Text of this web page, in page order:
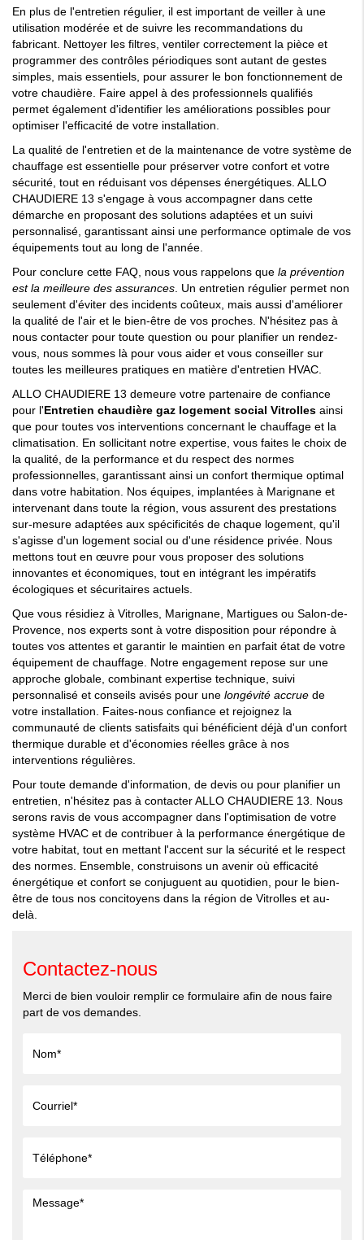
En plus de l'entretien régulier, il est important de veiller à une
utilisation modérée et de suivre les recommandations du
fabricant. Nettoyer les filtres, ventiler correctement la pièce et
programmer des contrôles périodiques sont autant de gestes
simples, mais essentiels, pour assurer le bon fonctionnement de
votre chaudière. Faire appel à des professionnels qualifiés
permet également d'identifier les améliorations possibles pour
optimiser l'efficacité de votre installation.
La qualité de l'entretien et de la maintenance de votre système de
chauffage est essentielle pour préserver votre confort et votre
sécurité, tout en réduisant vos dépenses énergétiques. ALLO
CHAUDIERE 13 s'engage à vous accompagner dans cette
démarche en proposant des solutions adaptées et un suivi
personnalisé, garantissant ainsi une performance optimale de vos
équipements tout au long de l'année.
Pour conclure cette FAQ, nous vous rappelons que la prévention
est la meilleure des assurances. Un entretien régulier permet non
seulement d'éviter des incidents coûteux, mais aussi d'améliorer
la qualité de l'air et le bien-être de vos proches. N'hésitez pas à
nous contacter pour toute question ou pour planifier un rendez-
vous, nous sommes là pour vous aider et vous conseiller sur
toutes les meilleures pratiques en matière d'entretien HVAC.
ALLO CHAUDIERE 13 demeure votre partenaire de confiance
pour l'Entretien chaudière gaz logement social Vitrolles ainsi
que pour toutes vos interventions concernant le chauffage et la
climatisation. En sollicitant notre expertise, vous faites le choix de
la qualité, de la performance et du respect des normes
professionnelles, garantissant ainsi un confort thermique optimal
dans votre habitation. Nos équipes, implantées à Marignane et
intervenant dans toute la région, vous assurent des prestations
sur-mesure adaptées aux spécificités de chaque logement, qu'il
s'agisse d'un logement social ou d'une résidence privée. Nous
mettons tout en œuvre pour vous proposer des solutions
innovantes et économiques, tout en intégrant les impératifs
écologiques et sécuritaires actuels.
Que vous résidiez à Vitrolles, Marignane, Martigues ou Salon-de-
Provence, nos experts sont à votre disposition pour répondre à
toutes vos attentes et garantir le maintien en parfait état de votre
équipement de chauffage. Notre engagement repose sur une
approche globale, combinant expertise technique, suivi
personnalisé et conseils avisés pour une longévité accrue de
votre installation. Faites-nous confiance et rejoignez la
communauté de clients satisfaits qui bénéficient déjà d'un confort
thermique durable et d'économies réelles grâce à nos
interventions régulières.
Pour toute demande d'information, de devis ou pour planifier un
entretien, n'hésitez pas à contacter ALLO CHAUDIERE 13. Nous
serons ravis de vous accompagner dans l'optimisation de votre
système HVAC et de contribuer à la performance énergétique de
votre habitat, tout en mettant l'accent sur la sécurité et le respect
des normes. Ensemble, construisons un avenir où efficacité
énergétique et confort se conjuguent au quotidien, pour le bien-
être de tous nos concitoyens dans la région de Vitrolles et au-
delà.
Contactez-nous
Merci de bien vouloir remplir ce formulaire afin de nous faire
part de vos demandes.